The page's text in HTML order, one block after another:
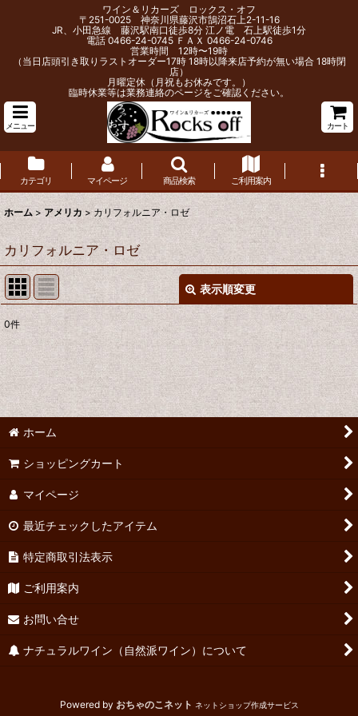
ワイン＆リカーズ ロックス・オフ
〒251-0025 神奈川県藤沢市鵠沼石上2-11-16
JR、小田急線 藤沢駅南口徒歩8分 江ノ電 石上駅徒歩1分
電話 0466-24-0745 ＦＡＸ 0466-24-0746
営業時間 12時〜19時
（当日店頭引き取りラストオーダー17時 18時以降来店予約が無い場合 18時閉
店）
月曜定休（月祝もお休みです。）
臨時休業等は業務連絡のページをご確認ください。
メニュー カート
カテゴリ マイページ 商品検索 ご利用案内
ホーム > アメリカ > カリフォルニア・ロゼ
カリフォルニア・ロゼ
表示順変更
表示数 :
並び順 :
0件
ホーム
ショッピングカート
マイページ
最近チェックしたアイテム
特定商取引法表示
ご利用案内
お問い合せ
ナチュラルワイン（自然派ワイン）について
Powered by おちゃのこネット ネットショップ作成サービス